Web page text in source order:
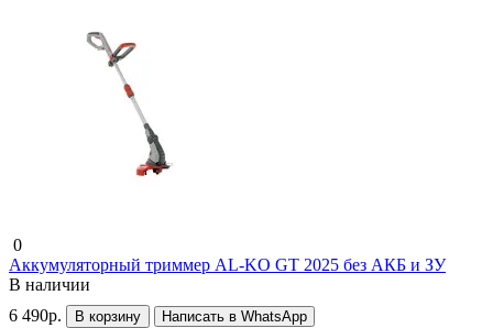
0
Аккумуляторный триммер AL-KO GT 2025 без АКБ и ЗУ
В наличии
6 490р.
В корзину Написать в WhatsApp